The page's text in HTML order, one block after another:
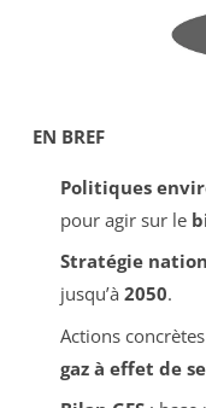
EN BREF
Politiques
pour agir sur le
Stratégie
jusqu’à 2050.
Actions
gaz à effet de